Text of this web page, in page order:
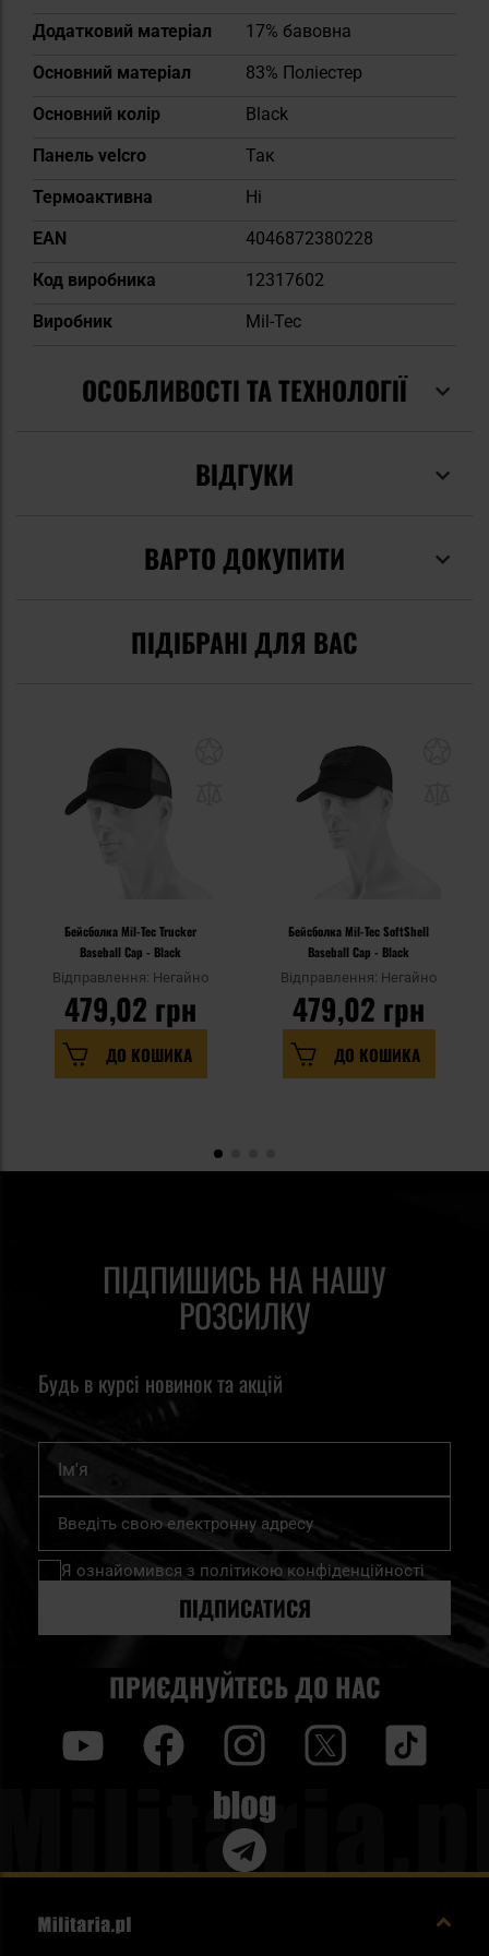
Додатковий матеріал
17% бавовна
Основний матеріал
83% Поліестер
Основний колір
Black
Панель velcro
Так
Термоактивна
Ні
EAN
4046872380228
Код виробника
12317602
Виробник
Mil-Tec
ОСОБЛИВОСТІ ТА ТЕХНОЛОГІЇ
ВІДГУКИ
ВАРТО ДОКУПИТИ
ПІДІБРАНІ ДЛЯ ВАС
Бейсболка Mil-Tec Trucker
Baseball Cap - Black
Відправлення: Негайно
479,02 грн
ДО КОШИКА
Бейсболка Mil-Tec SoftShell
Baseball Cap - Black
Відправлення: Негайно
479,02 грн
ДО КОШИКА
ПІДПИШИСЬ НА НАШУ
РОЗСИЛКУ
Будь в курсі новинок та акцій
Підпишіться
нашу
розсилку
Я ознайомився з політикою конфіденційності
ПІДПИСАТИСЯ
ПРИЄДНУЙТЕСЬ ДО НАС
Blog